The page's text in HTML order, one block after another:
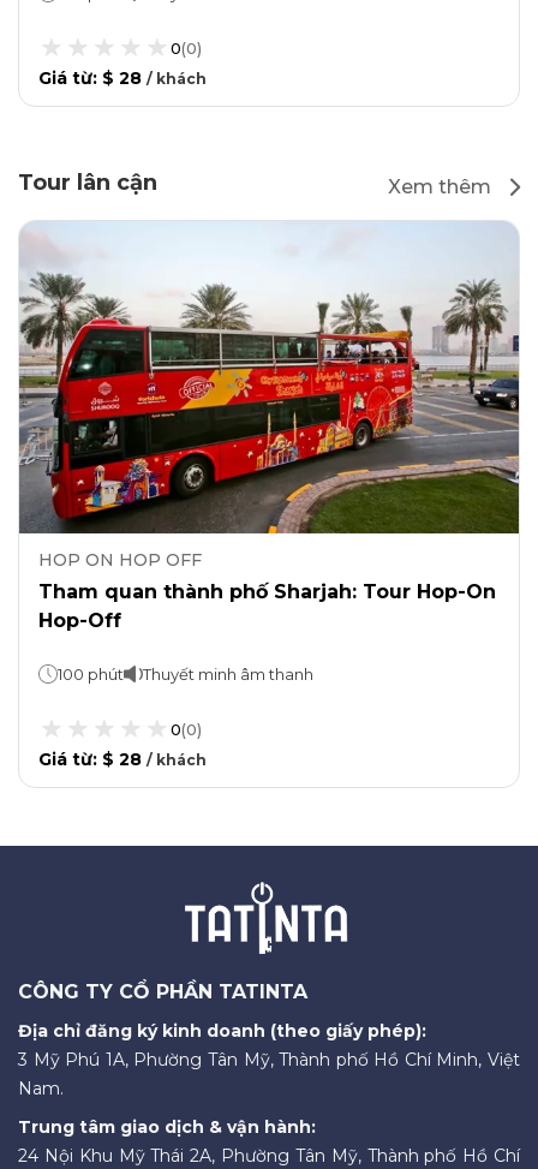
0(0)
Giá từ: $ 28 / khách
Tour lân cận Xem thêm
HOP ON HOP OFF
Tham quan thành phố Sharjah: Tour Hop-On
Hop-Off
100 phút Thuyết minh âm thanh
0(0)
Giá từ: $ 28 / khách
CÔNG TY CỔ PHẦN TATINTA
Địa chỉ đăng ký kinh doanh (theo giấy phép):
3 Mỹ Phú 1A, Phường Tân Mỹ, Thành phố Hồ Chí Minh, Việt
Nam.
Trung tâm giao dịch & vận hành:
24 Nội Khu Mỹ Thái 2A, Phường Tân Mỹ, Thành phố Hồ Chí